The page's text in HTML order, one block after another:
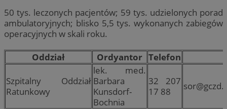
50 tys. leczonych pacjentów; 59 tys. udzielonych porad
ambulatoryjnych; blisko 5,5 tys. wykonanych zabiegów
operacyjnych w skali roku.
Oddział
Ordyantor Telefon
Szpitalny Oddział
Ratunkowy
lek. med.
Barbara
Kunsdorf-
Bochnia
32 207
17 88